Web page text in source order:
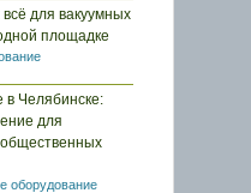
для вакуумных
площадке
Челябинске:
для
оборудование